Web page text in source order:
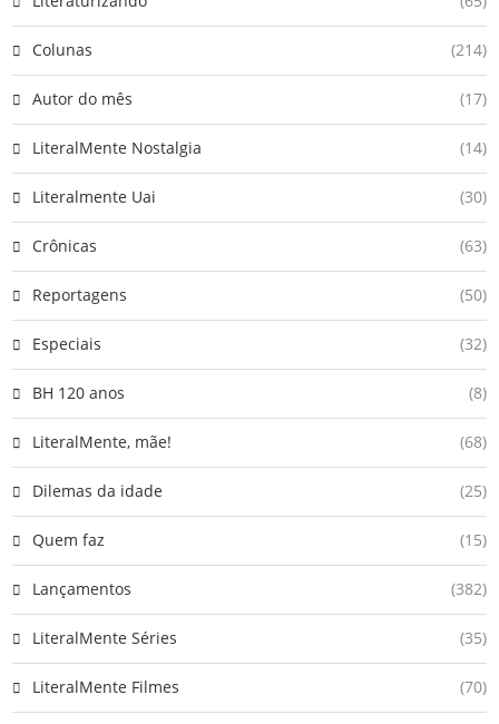
Colunas (214)
Autor do mês (17)
LiteralMente Nostalgia (14)
Literalmente Uai (30)
Crônicas (63)
Reportagens (50)
Especiais (32)
BH 120 anos (8)
LiteralMente, mãe! (68)
Dilemas da idade (25)
Quem faz (15)
Lançamentos (382)
LiteralMente Séries (35)
LiteralMente Filmes (70)